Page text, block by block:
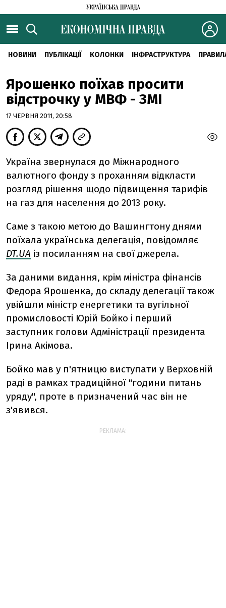
НОВИНИ ПУБЛІКАЦІЇ КОЛОНКИ ІНФРАСТРУКТУРА
Ярошенко поїхав просити
відстрочку у МВФ - ЗМІ
17 ЧЕРВНЯ 2011, 20:58
Україна звернулася до Міжнародного
валютного фонду з проханням відкласти
розгляд рішення щодо підвищення тарифів
на газ для населення до 2013 року.
Саме з такою метою до Вашингтону днями
поїхала українська делегація, повідомляє
DT.UA із посиланням на свої джерела.
За даними видання, крім міністра фінансів
Федора Ярошенка, до складу делегації також
увійшли міністр енергетики та вугільної
промисловості Юрій Бойко і перший
заступник голови Адміністрації президента
Ірина Акімова.
Бойко мав у п'ятницю виступати у Верховній
раді в рамках традиційної "години питань
уряду", проте в призначений час він не
з'явився.
РЕКЛАМА: